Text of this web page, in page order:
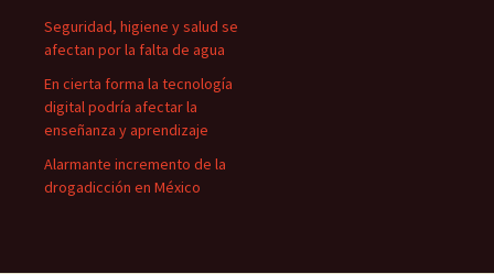
Seguridad, higiene y salud se
afectan por la falta de agua
En cierta forma la tecnología
digital podría afectar la
enseñanza y aprendizaje
Alarmante incremento de la
drogadicción en México